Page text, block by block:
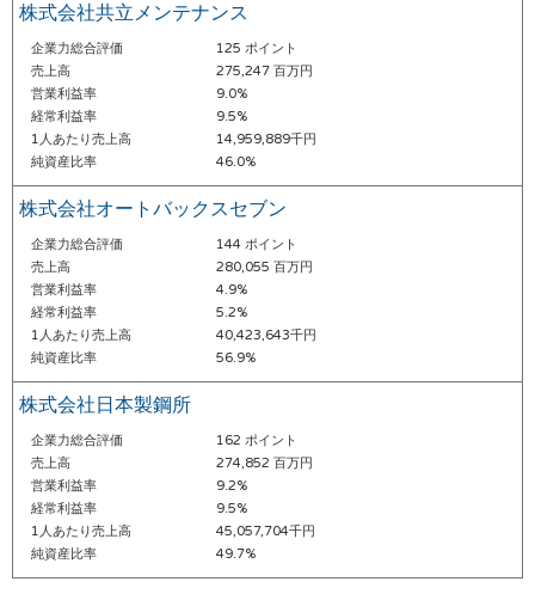
株式会社共立メンテナンス
企業力総合評価
125 ポイント
売上高
275,247 百万円
営業利益率
9.0%
経常利益率
9.5%
1人あたり売上高
14,959,889千円
純資産比率
46.0%
株式会社オートバックスセブン
企業力総合評価
144 ポイント
売上高
280,055 百万円
営業利益率
4.9%
経常利益率
5.2%
1人あたり売上高
40,423,643千円
純資産比率
56.9%
株式会社日本製鋼所
企業力総合評価
162 ポイント
売上高
274,852 百万円
営業利益率
9.2%
経常利益率
9.5%
1人あたり売上高
45,057,704千円
純資産比率
49.7%